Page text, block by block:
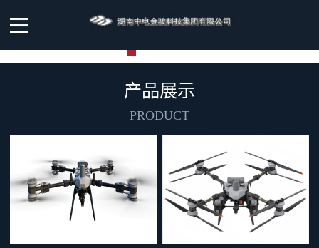
产品展示
PRODUCT